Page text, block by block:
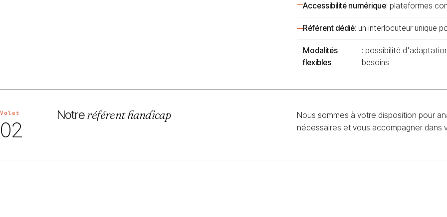
Accessibilité numérique: plateformes
Référent dédié: un interlocuteur unique
Modalités
flexibles
: possibilité
besoins
Volet
02
Notreréférent handicap
Nous sommes à votre disposition pour
nécessaires et vous accompagner dans